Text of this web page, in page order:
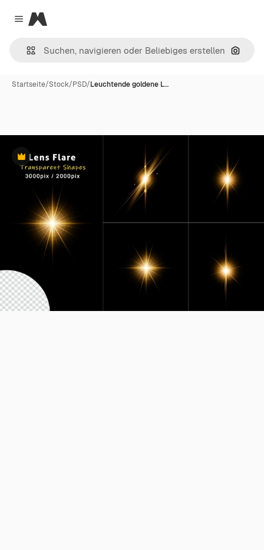
Close menu
Magnific
Nach
Startseite/Stock/PSD/Leuchtende goldene L…
Premium